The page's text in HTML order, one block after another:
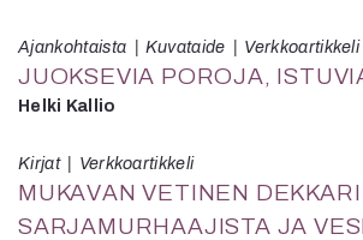
Ajankohtaista Kuvataide Verkkoartikkeli
JUOKSEVIA POROJA,
Helki Kallio
Kirjat Verkkoartikkeli
MUKAVAN VETINEN DEKKARI
SARJAMURHAAJISTA JA